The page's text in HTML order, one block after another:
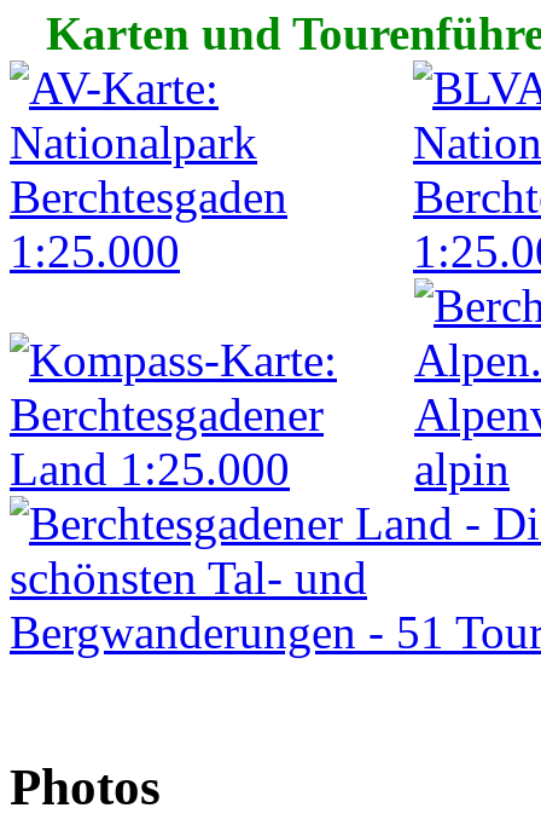
Karten und
Photos